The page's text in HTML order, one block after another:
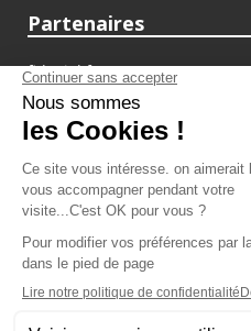
Partenaires
fiducial.fr
lyoncapitale.fr
olympique-et-lyonnais.com
L'application Iphone /
Les cookies